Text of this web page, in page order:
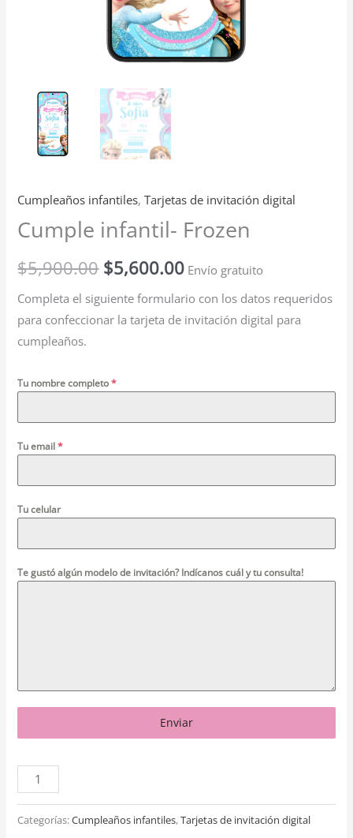
Cumpleaños infantiles,Tarjetas de invitación digital
Cumple infantil- Frozen
$5,900.00 $5,600.00 Envío gratuito
Completa el siguiente formulario con los datos requeridos
para confeccionar la tarjeta de invitación digital para
cumpleaños.
Tu nombre completo*
Tu email*
Tu celular
Te gustó algún modelo de invitación? Indícanos cuál y tu consulta!
Enviar
Categorías:Cumpleaños infantiles,Tarjetas de invitación digital